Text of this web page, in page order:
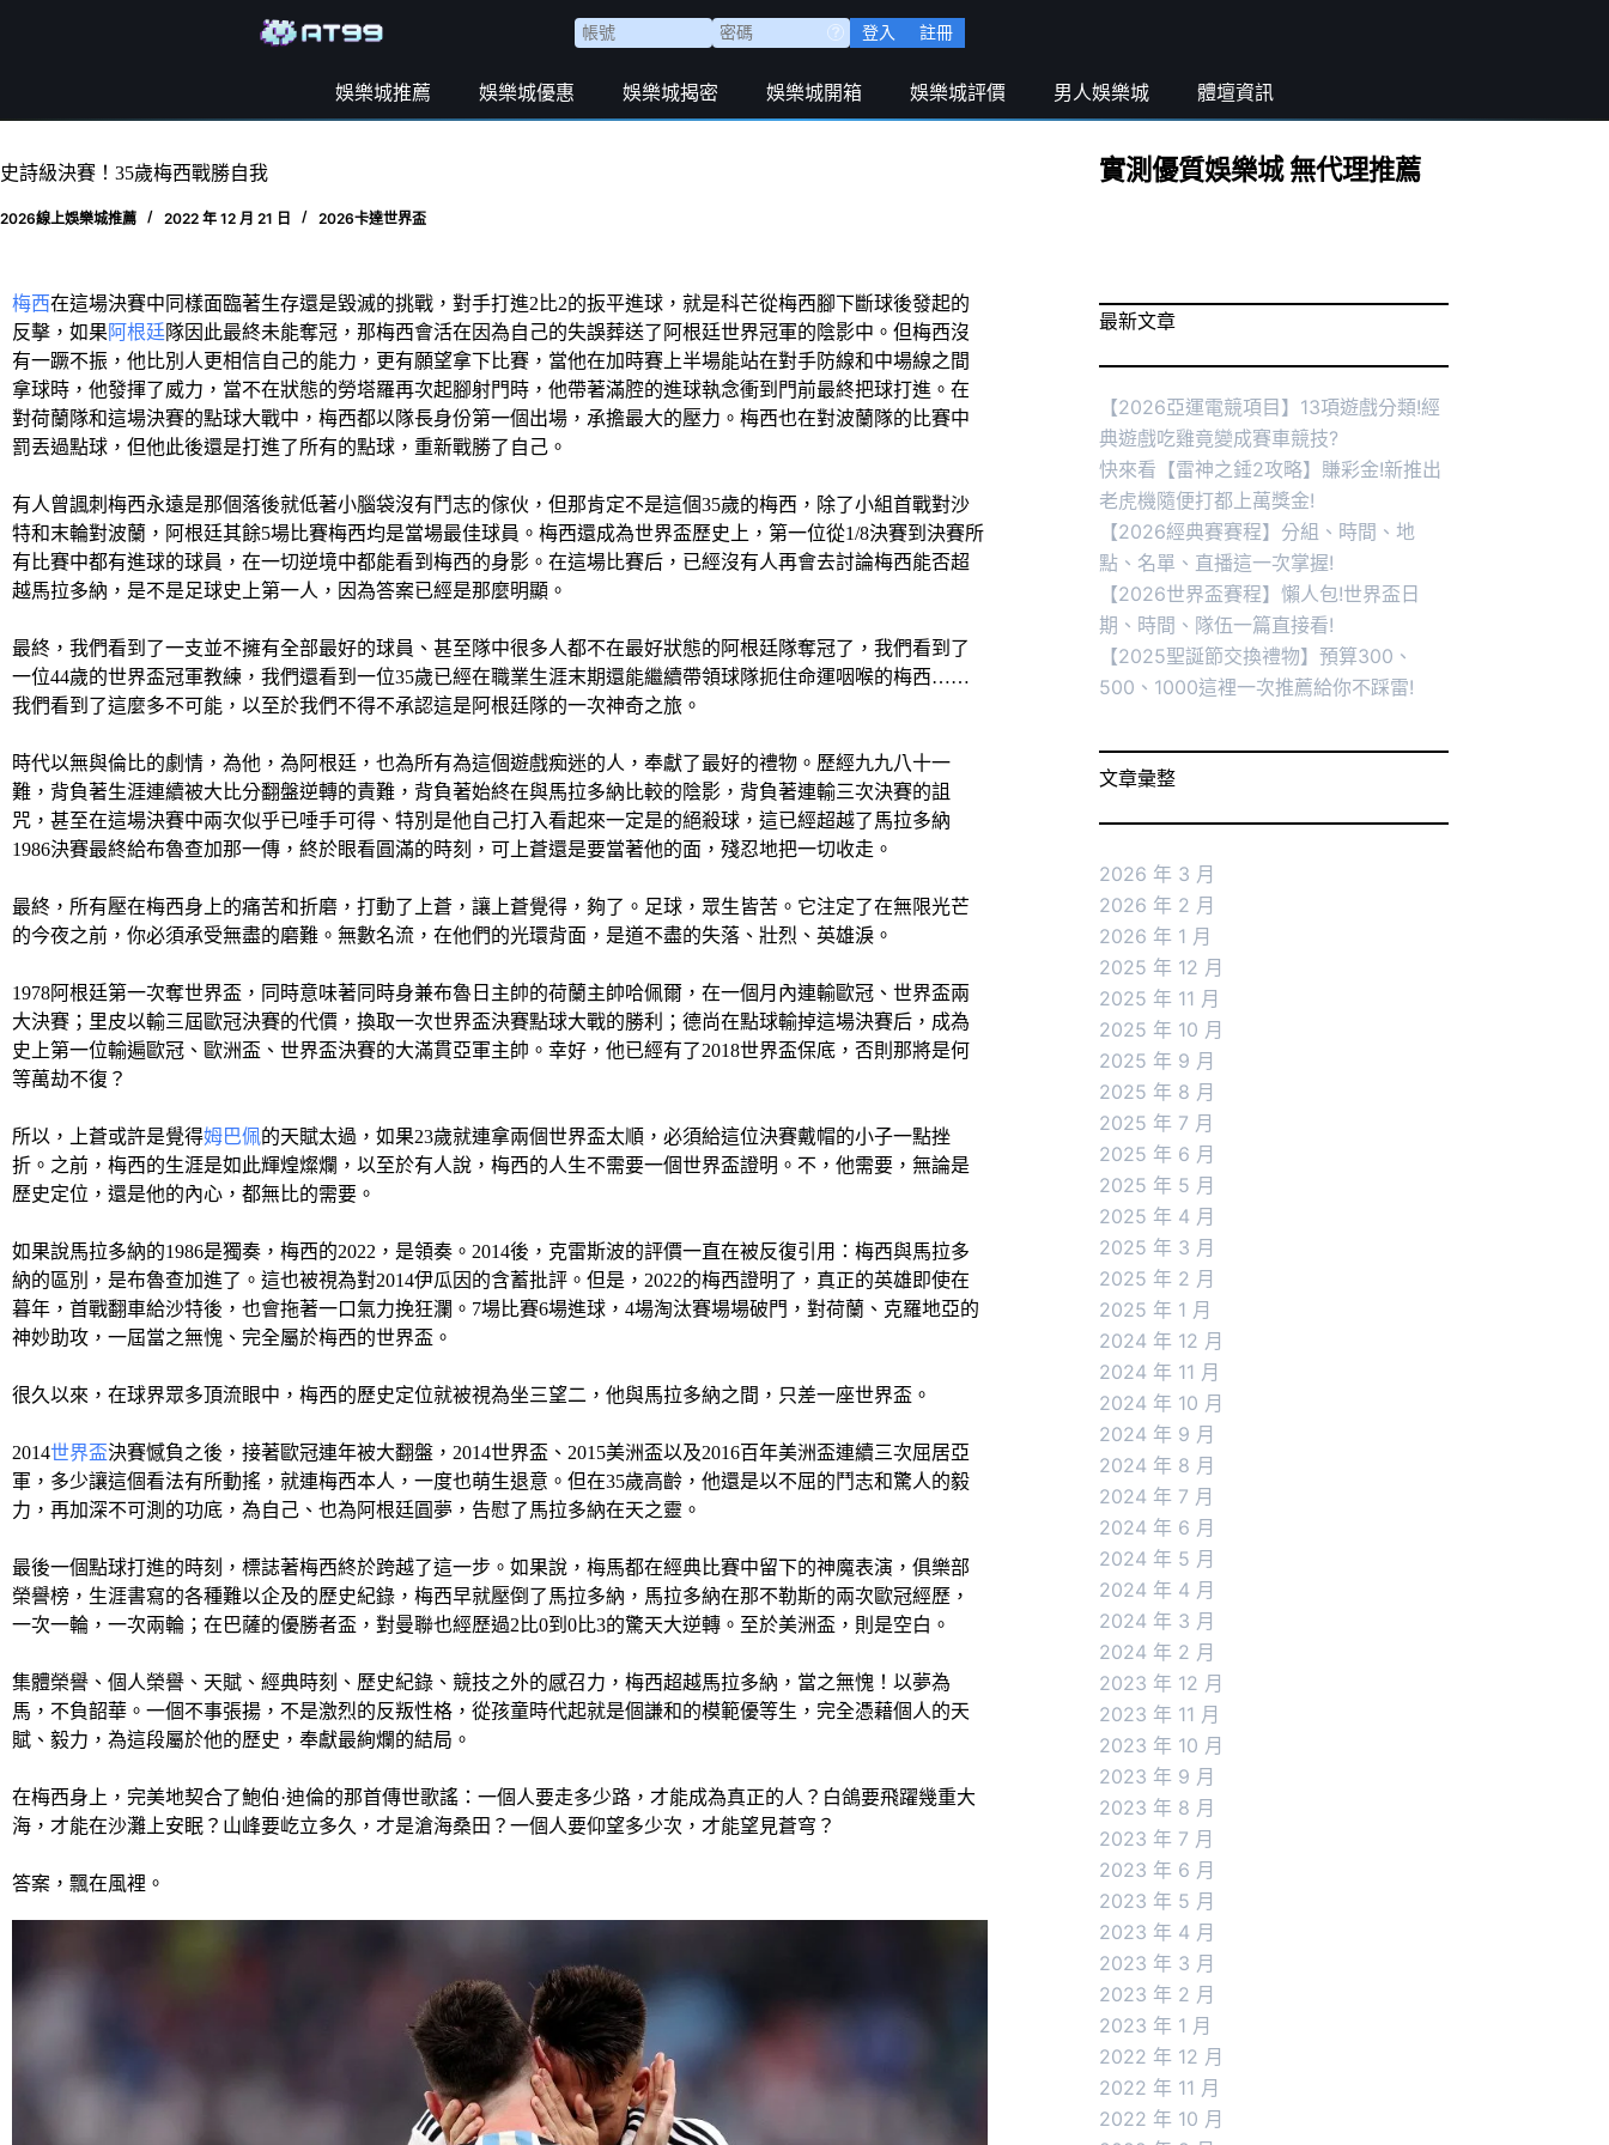
登入 註冊
娛樂城推薦 娛樂城優惠 娛樂城揭密 娛樂城開箱 娛樂城評價 男人娛樂城 體壇資訊
史詩級決賽！35歲梅西戰勝自我
2026線上娛樂城推薦 2022 年 12 月 21 日 2026卡達世界盃
梅西在這場決賽中同樣面臨著生存還是毀滅的挑戰，對手打進2比2的扳平進球，就是科芒從梅西腳下斷球後發起的
反擊，如果 阿根廷隊因此最終未能奪冠，那梅西會活在因為自己的失誤葬送了阿根廷世界冠軍的陰影中。但梅西沒
有一蹶不振，他比別人更相信自己的能力，更有願望拿下比賽，當他在加時賽上半場能站在對手防線和中場線之間
拿球時，他發揮了威力，當不在狀態的勞塔羅再次起腳射門時，他帶著滿腔的進球執念衝到門前最終把球打進。在
對荷蘭隊和這場決賽的點球大戰中，梅西都以隊長身份第一個出場，承擔最大的壓力。梅西也在對波蘭隊的比賽中
罰丟過點球，但他此後還是打進了所有的點球，重新戰勝了自己。
有人曾諷刺梅西永遠是那個落後就低著小腦袋沒有鬥志的傢伙，但那肯定不是這個35歲的梅西，除了小組首戰對沙
特和末輪對波蘭，阿根廷其餘5場比賽梅西均是當場最佳球員。梅西還成為世界盃歷史上，第一位從1/8決賽到決賽所
有比賽中都有進球的球員，在一切逆境中都能看到梅西的身影。在這場比賽后，已經沒有人再會去討論梅西能否超
越馬拉多納，是不是足球史上第一人，因為答案已經是那麼明顯。
最終，我們看到了一支並不擁有全部最好的球員、甚至隊中很多人都不在最好狀態的阿根廷隊奪冠了，我們看到了
一位44歲的世界盃冠軍教練，我們還看到一位35歲已經在職業生涯末期還能繼續帶領球隊扼住命運咽喉的梅西……
我們看到了這麼多不可能，以至於我們不得不承認這是阿根廷隊的一次神奇之旅。
時代以無與倫比的劇情，為他，為阿根廷，也為所有為這個遊戲痴迷的人，奉獻了最好的禮物。歷經九九八十一
難，背負著生涯連續被大比分翻盤逆轉的責難，背負著始終在與馬拉多納比較的陰影，背負著連輸三次決賽的詛
咒，甚至在這場決賽中兩次似乎已唾手可得、特別是他自己打入看起來一定是的絕殺球，這已經超越了馬拉多納
1986決賽最終給布魯查加那一傳，終於眼看圓滿的時刻，可上蒼還是要當著他的面，殘忍地把一切收走。
最終，所有壓在梅西身上的痛苦和折磨，打動了上蒼，讓上蒼覺得，夠了。足球，眾生皆苦。它注定了在無限光芒
的今夜之前，你必須承受無盡的磨難。無數名流，在他們的光環背面，是道不盡的失落、壯烈、英雄淚。
1978阿根廷第一次奪世界盃，同時意味著同時身兼布魯日主帥的荷蘭主帥哈佩爾，在一個月內連輸歐冠、世界盃兩
大決賽；里皮以輸三屆歐冠決賽的代價，換取一次世界盃決賽點球大戰的勝利；德尚在點球輸掉這場決賽后，成為
史上第一位輸遍歐冠、歐洲盃、世界盃決賽的大滿貫亞軍主帥。幸好，他已經有了2018世界盃保底，否則那將是何
等萬劫不復？
所以，上蒼或許是覺得姆巴佩的天賦太過，如果23歲就連拿兩個世界盃太順，必須給這位決賽戴帽的小子一點挫
折。之前，梅西的生涯是如此輝煌燦爛，以至於有人說，梅西的人生不需要一個世界盃證明。不，他需要，無論是
歷史定位，還是他的內心，都無比的需要。
如果說馬拉多納的1986是獨奏，梅西的2022，是領奏。2014後，克雷斯波的評價一直在被反復引用：梅西與馬拉多
納的區別，是布魯查加進了。這也被視為對2014伊瓜因的含蓄批評。但是，2022的梅西證明了，真正的英雄即使在
暮年，首戰翻車給沙特後，也會拖著一口氣力挽狂瀾。7場比賽6場進球，4場淘汰賽場場破門，對荷蘭、克羅地亞的
神妙助攻，一屆當之無愧、完全屬於梅西的世界盃。
很久以來，在球界眾多頂流眼中，梅西的歷史定位就被視為坐三望二，他與馬拉多納之間，只差一座世界盃。
2014世界盃決賽憾負之後，接著歐冠連年被大翻盤，2014世界盃、2015美洲盃以及2016百年美洲盃連續三次屈居亞
軍，多少讓這個看法有所動搖，就連梅西本人，一度也萌生退意。但在35歲高齡，他還是以不屈的鬥志和驚人的毅
力，再加深不可測的功底，為自己、也為阿根廷圓夢，告慰了馬拉多納在天之靈。
最後一個點球打進的時刻，標誌著梅西終於跨越了這一步。如果說，梅馬都在經典比賽中留下的神魔表演，俱樂部
榮譽榜，生涯書寫的各種難以企及的歷史紀錄，梅西早就壓倒了馬拉多納，馬拉多納在那不勒斯的兩次歐冠經歷，
一次一輪，一次兩輪；在巴薩的優勝者盃，對曼聯也經歷過2比0到0比3的驚天大逆轉。至於美洲盃，則是空白。
集體榮譽、個人榮譽、天賦、經典時刻、歷史紀錄、競技之外的感召力，梅西超越馬拉多納，當之無愧！以夢為
馬，不負韶華。一個不事張揚，不是激烈的反叛性格，從孩童時代起就是個謙和的模範優等生，完全憑藉個人的天
賦、毅力，為這段屬於他的歷史，奉獻最絢爛的結局。
在梅西身上，完美地契合了鮑伯·迪倫的那首傳世歌謠：一個人要走多少路，才能成為真正的人？白鴿要飛躍幾重大
海，才能在沙灘上安眠？山峰要屹立多久，才是滄海桑田？一個人要仰望多少次，才能望見蒼穹？
答案，飄在風裡。
實測優質娛樂城 無代理推薦
最新文章
【2026亞運電競項目】13項遊戲分類!經
典遊戲吃雞竟變成賽車競技?
快來看【雷神之錘2攻略】賺彩金!新推出
老虎機隨便打都上萬獎金!
【2026經典賽賽程】分組、時間、地
點、名單、直播這一次掌握!
【2026世界盃賽程】懶人包!世界盃日
期、時間、隊伍一篇直接看!
【2025聖誕節交換禮物】預算300、
500、1000這裡一次推薦給你不踩雷!
文章彙整
2026 年 3 月
2026 年 2 月
2026 年 1 月
2025 年 12 月
2025 年 11 月
2025 年 10 月
2025 年 9 月
2025 年 8 月
2025 年 7 月
2025 年 6 月
2025 年 5 月
2025 年 4 月
2025 年 3 月
2025 年 2 月
2025 年 1 月
2024 年 12 月
2024 年 11 月
2024 年 10 月
2024 年 9 月
2024 年 8 月
2024 年 7 月
2024 年 6 月
2024 年 5 月
2024 年 4 月
2024 年 3 月
2024 年 2 月
2023 年 12 月
2023 年 11 月
2023 年 10 月
2023 年 9 月
2023 年 8 月
2023 年 7 月
2023 年 6 月
2023 年 5 月
2023 年 4 月
2023 年 3 月
2023 年 2 月
2023 年 1 月
2022 年 12 月
2022 年 11 月
2022 年 10 月